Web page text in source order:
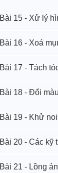
Bài 15 - Xử lý
Bài 16 - Xoá
Bài 17 - Tách
Bài 18 - Đổi
Bài 19 - Khử
Bài 20 - Các kỹ
Bài 21 - Lồng